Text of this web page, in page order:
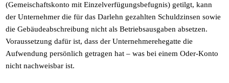
(Gemeischaftskonto mit Einzelverfügungsbefugnis) getilgt, kann
der Unternehmer die für das Darlehn gezahlten Schuldzinsen sowie
die Gebäudeabschreibung nicht als Betriebsausgaben absetzen.
Voraussetzung dafür ist, dass der Unternehmerehegatte die
Aufwendung persönlich getragen hat – was bei einem Oder-Konto
nicht nachweisbar ist.